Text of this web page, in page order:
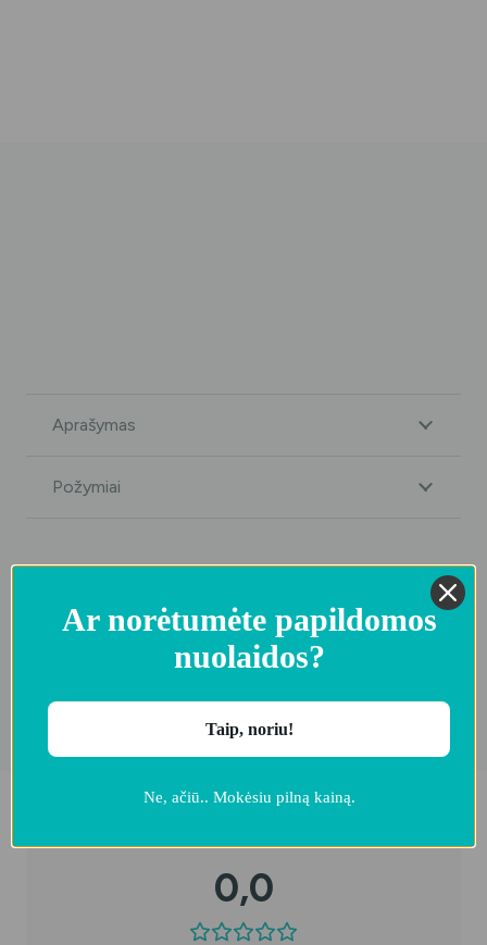
Aprašymas
Požymiai
Atsiliepimai
0,0
Ar norėtumėte
papildomos nuolaidos?
Taip, noriu!
Ne, ačiū.. Mokėsiu pilną kainą.